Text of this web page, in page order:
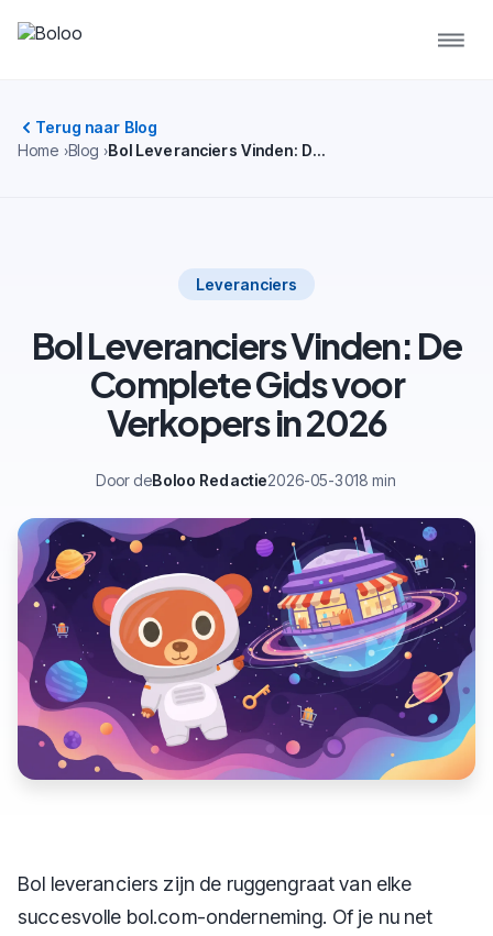
Terug naar Blog
Home Blog Bol Leveranciers Vinden: De Complete Gids voor Verkopers in 2026
Leveranciers
Bol Leveranciers Vinden: De
Complete Gids voor
Verkopers in 2026
Door deBoloo Redactie2026-05-3018 min
Bol leveranciers zijn de ruggengraat van elke
succesvolle bol.com-onderneming. Of je nu net